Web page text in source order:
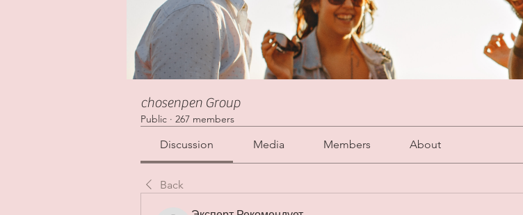
chosenpen Group
Public · 267 members
Discussion Media Members About
Back